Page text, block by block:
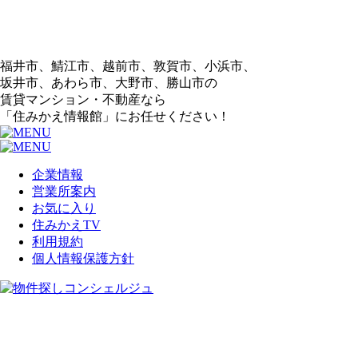
福井市、鯖江市、越前市、敦賀市、小浜市、
坂井市、あわら市、大野市、勝山市の
賃貸マンション・不動産なら
「住みかえ情報館」にお任せください！
企業情報
営業所案内
お気に入り
住みかえTV
利用規約
個人情報保護方針